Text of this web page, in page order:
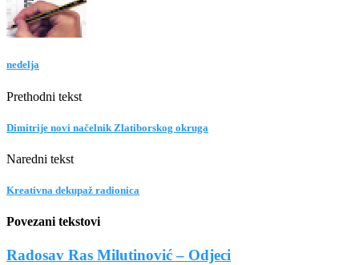
nedelja
Prethodni tekst
Dimitrije novi načelnik Zlatiborskog okruga
Naredni tekst
Kreativna dekupaž radionica
Povezani tekstovi
Radosav Ras Milutinović – Odjeci